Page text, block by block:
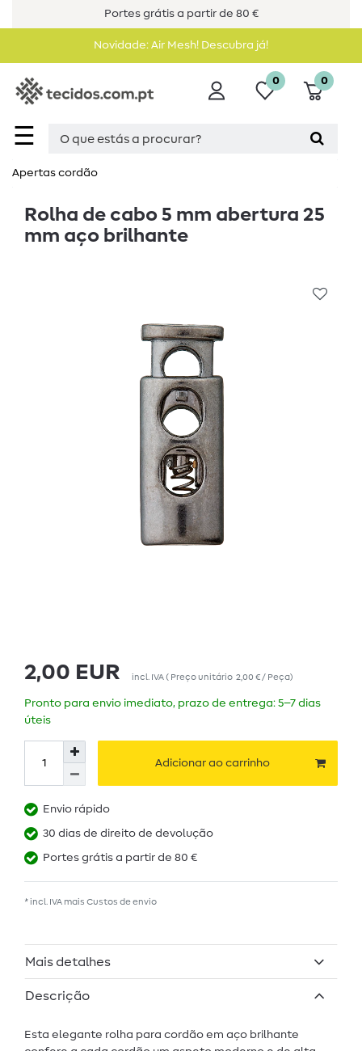
Portes grátis a partir de 80 €
Novidade: Air Mesh! Descubra já!
☰
0 0
Apertas cordão
Rolha de cabo 5 mm abertura 25
mm aço brilhante
2,00 EUR incl. IVA( Preço unitário 2,00 € / Peça)
Pronto para envio imediato, prazo de entrega: 5–7 dias
úteis
Adicionar ao carrinho
Envio rápido
30 dias de direito de devolução
Portes grátis a partir de 80 €
* incl. IVA mais Custos de envio
Mais detalhes
Descrição
Esta elegante rolha para cordão em aço brilhante